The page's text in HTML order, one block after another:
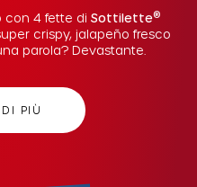
con 4 fette di Sottilette®
crispy, jalapeño fresco
parola? Devastante.
PIÙ